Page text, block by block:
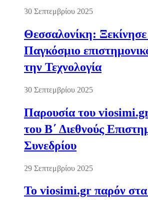
30 Σεπτεμβρίου 2025
Θεσσαλονίκη: Ξεκίνησε
Παγκόσμιο
την Τεχνολογία
30 Σεπτεμβρίου 2025
Παρουσία του viosimi.gr
του Β΄ Διεθνούς
Συνεδρίου
29 Σεπτεμβρίου 2025
Το viosimi.gr παρόν στα